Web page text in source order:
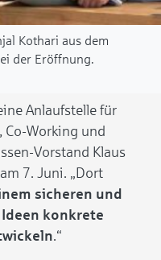
Kothari aus dem
der Eröffnung.
Anlaufstelle für
Co-Working und
Vorstand Klaus
7. Juni. „Dort
sicheren und
konkrete
.“